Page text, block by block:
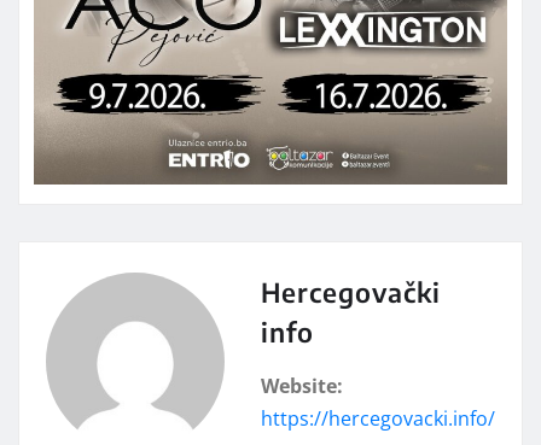
Hercegovački
info
Website:
https://hercegovacki.info/